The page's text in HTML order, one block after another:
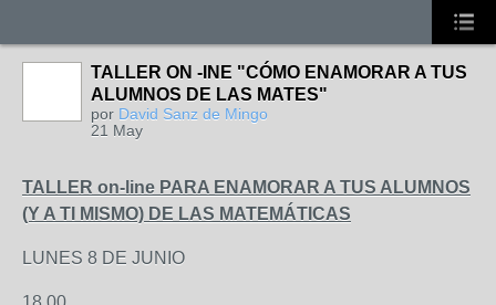
TALLER ON -INE "CÓMO ENAMORAR A TUS
ALUMNOS DE LAS MATES"
por David Sanz de Mingo
21 May
TALLER on-line PARA ENAMORAR A TUS ALUMNOS
(Y A TI MISMO) DE LAS MATEMÁTICAS
LUNES 8 DE JUNIO